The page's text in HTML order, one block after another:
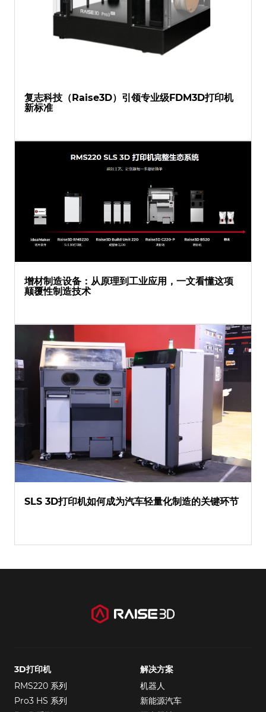
复志科技（Raise3D）引领专业级FDM3D打印机
新标准
增材制造设备：从原理到工业应用，一文看懂这项
颠覆性制造技术
SLS 3D打印机如何成为汽车轻量化制造的关键环节
3D打印机
RMS220 系列
Pro3 HS 系列
解决方案
机器人
新能源汽车